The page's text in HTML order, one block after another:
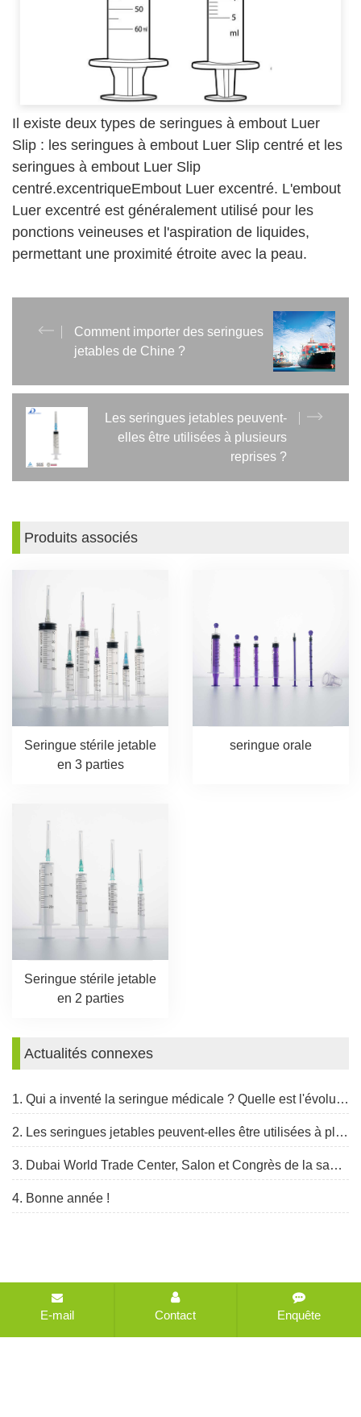
Il existe deux types de seringues à embout Luer
Slip : les seringues à embout Luer Slip centré et les
seringues à embout Luer Slip
centré.excentriqueEmbout Luer excentré. L'embout
Luer excentré est généralement utilisé pour les
ponctions veineuses et l'aspiration de liquides,
permettant une proximité étroite avec la peau.
Comment importer des seringues
jetables de Chine ?
Les seringues jetables peuvent-
elles être utilisées à plusieurs
reprises ?
Produits associés
Seringue stérile jetable
en 3 parties
seringue orale
Seringue stérile jetable
en 2 parties
Actualités connexes
1. Qui a inventé la seringue médicale ? Quelle est l'évolution de la seringue ?
2. Les seringues jetables peuvent-elles être utilisées à plusieurs reprises ?
3. Dubai World Trade Center, Salon et Congrès de la santé arabe, du 30 janvier au 2 février 2023
4. Bonne année !
Droits d'auteur © 2021-2026 CHANGZHOU HEALTH
IMPORT AND EXPORT COMPANY LTD Tous droits
réservésPlan du site Toutes les étiquettes Conçu par
E-mail Contact Enquête